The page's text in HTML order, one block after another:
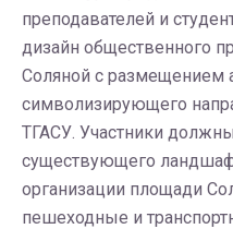
преподавателей и
дизайн общественного
Соляной с размещением
символизирующего
ТГАСУ. Участники
существующего
организации площади
пешеходные и